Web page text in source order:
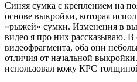
Синяя сумка с креплением на
основе выкройки, которая
«рыжей» сумки. Изменения в
видео я про них рассказываю. В
видеофрагмента, оба они
отличия от начальной
использовал кожу КРС